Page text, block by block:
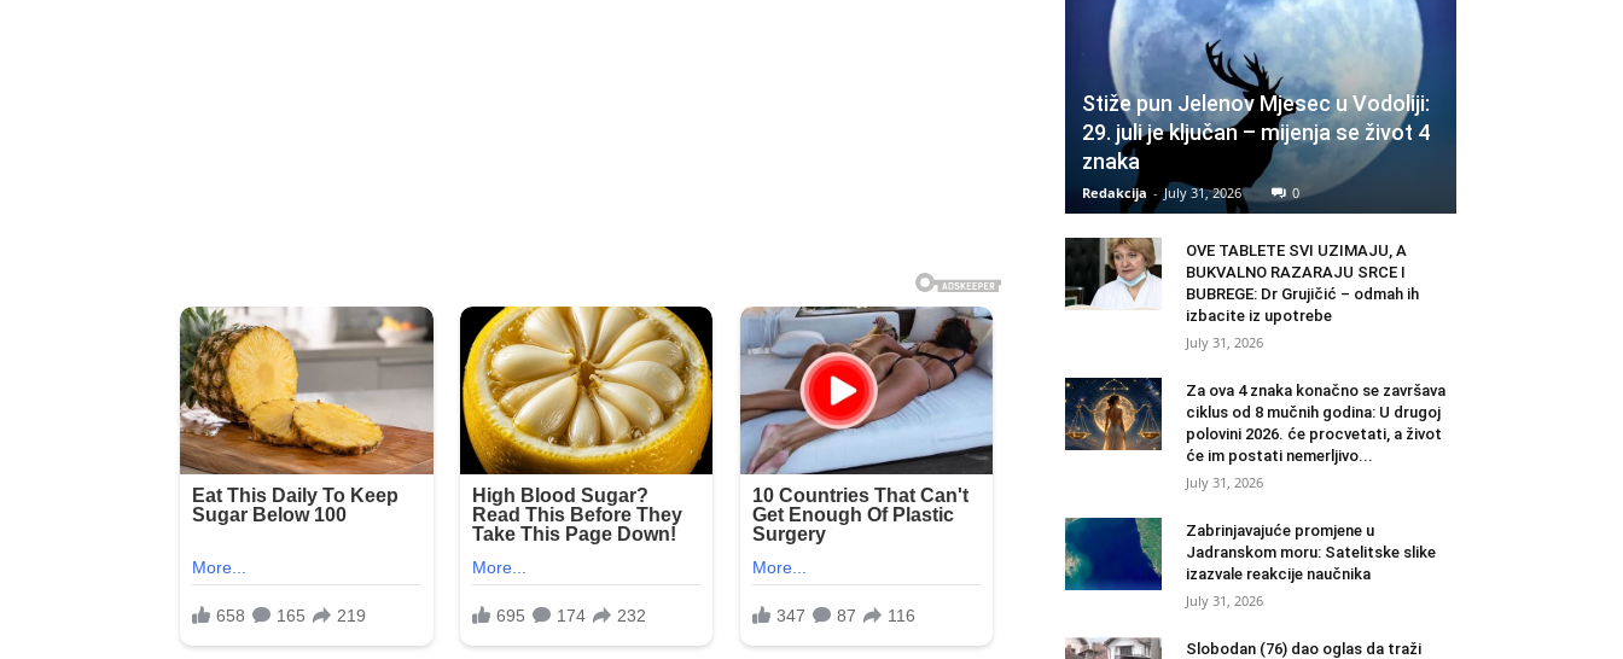
Stiže pun Jelenov Mjesec u Vodoliji:
29. juli je ključan – mijenja se život 4
znaka
Redakcija - July 31, 2026 0
OVE TABLETE SVI UZIMAJU, A
BUKVALNO RAZARAJU SRCE I
BUBREGE: Dr Grujičić – odmah ih
izbacite iz upotrebe
July 31, 2026
Za ova 4 znaka konačno se završava
ciklus od 8 mučnih godina: U drugoj
polovini 2026. će procvetati, a život
će im postati nemerljivo...
July 31, 2026
Zabrinjavajuće promjene u
Jadranskom moru: Satelitske slike
izazvale reakcije naučnika
July 31, 2026
Slobodan (76) dao oglas da traži